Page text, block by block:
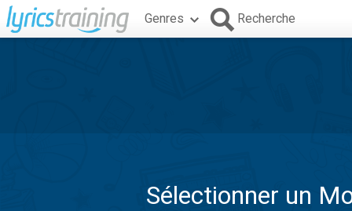
Genres Recherche
Sélectionner un